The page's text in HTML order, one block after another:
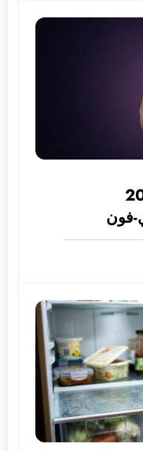
200
آي-فون